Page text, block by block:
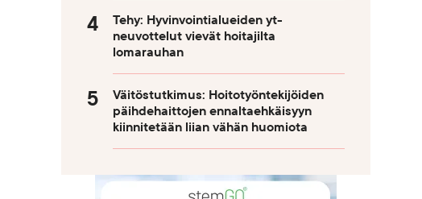
Tehy: Hyvinvointialueiden yt-
neuvottelut vievät hoitajilta
lomarauhan
Väitöstutkimus: Hoitotyöntekijöiden
päihdehaittojen ennaltaehkäisyyn
kiinnitetään liian vähän huomiota